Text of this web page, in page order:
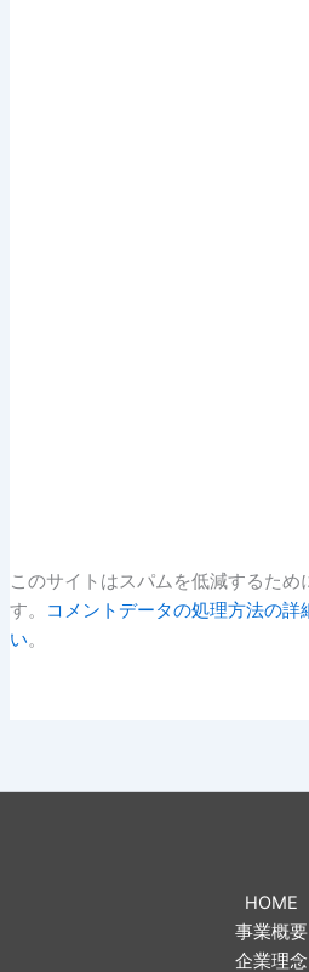
このサイトはスパムを低減するため
す。
コメントデータの処理方法の詳
い。
HOME
事業概要
企業理念